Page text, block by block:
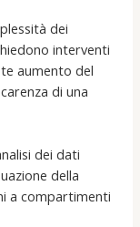
dei
interventi
aumento del
di una
dei dati
della
a compartimenti